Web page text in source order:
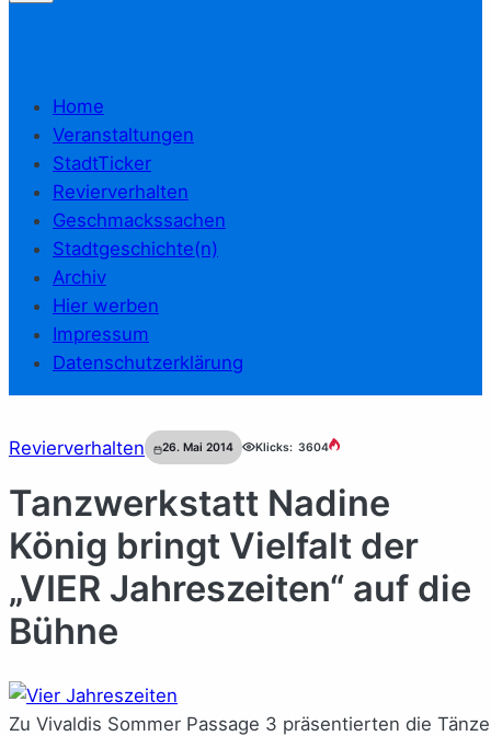
Home
Veranstaltungen
StadtTicker
Revierverhalten
Geschmackssachen
Stadtgeschichte(n)
Archiv
Hier werben
Impressum
Datenschutzerklärung
Revierverhalten 26. Mai 2014 Klicks: 3604
Tanzwerkstatt Nadine
König bringt Vielfalt der
„VIER Jahreszeiten“ auf die
Bühne
Zu Vivaldis Sommer Passage 3 präsentierten die